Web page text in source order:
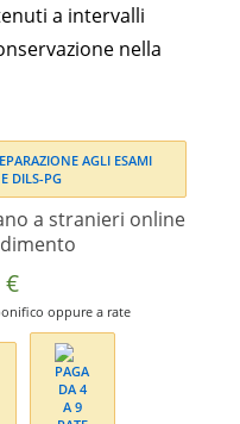
a intervalli
nella
a stranieri online
€
oppure a rate